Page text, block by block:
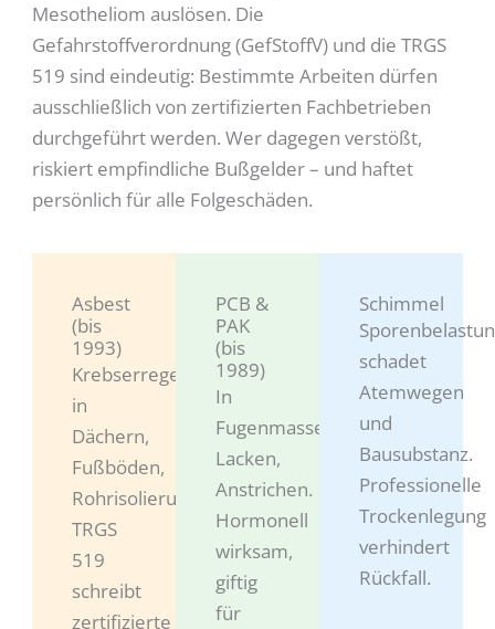
Mesotheliom auslösen. Die
Gefahrstoffverordnung (GefStoffV) und die TRGS
519 sind eindeutig: Bestimmte Arbeiten dürfen
ausschließlich von zertifizierten Fachbetrieben
durchgeführt werden. Wer dagegen verstößt,
riskiert empfindliche Bußgelder – und haftet
persönlich für alle Folgeschäden.
Asbest
(bis
1993)
Krebserregend,
in
Dächern,
Fußböden,
Rohrisolierungen.
TRGS
519
schreibt
zertifizierte
PCB &
PAK
(bis
1989)
In
Fugenmassen,
Lacken,
Anstrichen.
Hormonell
wirksam,
giftig
für
Schimmel
schadet
Atemwegen
und
Bausubstanz.
Professionelle
Trockenlegung
verhindert
Rückfall.